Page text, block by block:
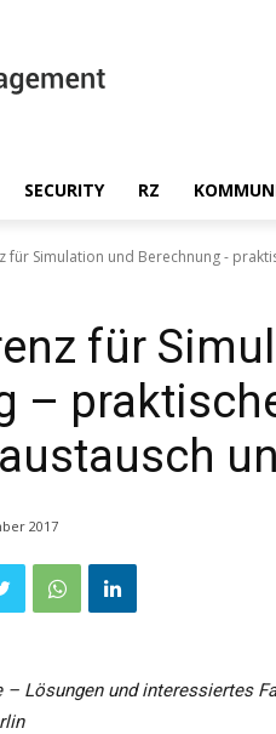
SECURITY RZ
für Simulation und Berechnung -
für
–
2017
– Lösungen und interessiertes